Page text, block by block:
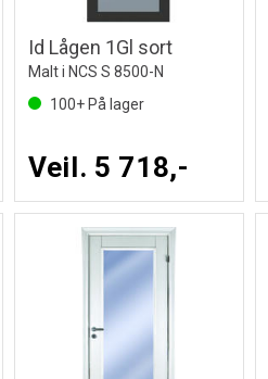
Id Lågen 1Gl sort
Malt i NCS S 8500-N
100+ På lager
Veil. 5 718,-